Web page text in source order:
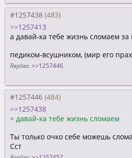
#1257438
>>1257413
а давай-ка тебе жизнь сломаем за
педиком-всушником, (мир его
Replies: >>1257446
#1257446
>>1257438
> давай-ка тебе жизнь сломаем
Ты только очко себе можешь
Сст